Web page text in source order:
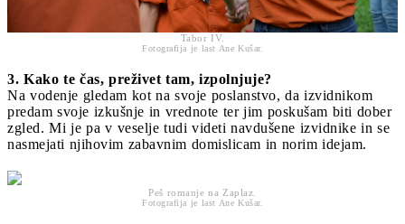
Tabor IV.
Fotografija je last Ane Kušar.
3. Kako te čas, preživet tam, izpolnjuje?
Na vodenje gledam kot na svoje poslanstvo, da izvidnikom
predam svoje izkušnje in vrednote ter jim poskušam biti dober
zgled. Mi je pa v veselje tudi videti navdušene izvidnike in se
nasmejati njihovim zabavnim domislicam in norim idejam.
Peš romanje na Zaplaz.
Fotografija je last Ane Kušar.